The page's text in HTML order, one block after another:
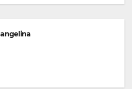
angelina